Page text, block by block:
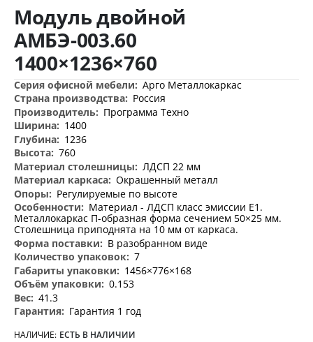
к
началу
галереи
изображений
Модуль двойной
АМБЭ-003.60
1400×1236×760
Дополнительная
информация
Арго Металлокаркас
Россия
Программа Техно
1400
1236
760
ЛДСП 22 мм
Окрашенный металл
Регулируемые по высоте
Материал - ЛДСП класс эмиссии Е1.
Металлокаркас П-образная форма сечением 50×25 мм.
Столешница приподнята на 10 мм от каркаса.
В разобранном виде
7
1456×776×168
0.153
41.3
Гарантия 1 год
НАЛИЧИЕ: ЕСТЬ В НАЛИЧИИ